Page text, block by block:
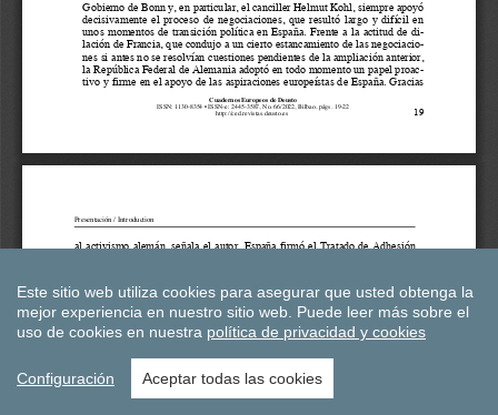
Este sitio web utiliza cookies para asegurar que usted obtenga la
mejor experiencia en nuestro sitio web. Puede leer más sobre el
uso de cookies en nuestra política de privacidad y cookies
Configuración Aceptar todas las cookies